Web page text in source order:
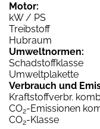
Motor:
kW / PS
Treibstoff
Hubraum
Umweltnormen:
Schadstoffklasse
Umweltplakette
Verbrauch und
Kraftstoffverbr.
CO2-Emissionen
CO2-Klasse